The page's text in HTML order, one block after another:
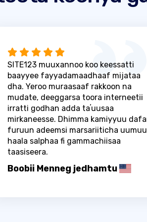
SITE123 muuxannoo koo keessatti
baayyee fayyadamaadhaaf mijataa
dha. Yeroo muraasaaf rakkoon na
mudate, deeggarsa toora interneetii
irratti godhan adda taʼuusaa
mirkaneesse. Dhimma kamiyyuu
furuun adeemsi marsariiticha uumuu
haala salphaa fi gammachiisaa
taasiseera.
Boobii Menneg jedhamtu